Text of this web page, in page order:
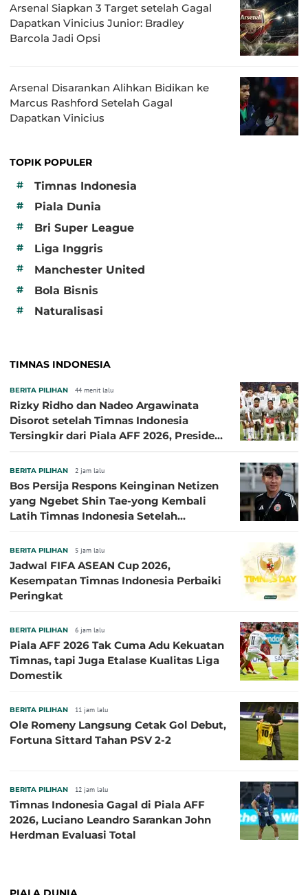
Arsenal Siapkan 3 Target setelah Gagal
Dapatkan Vinicius Junior: Bradley
Barcola Jadi Opsi
Arsenal Disarankan Alihkan Bidikan ke
Marcus Rashford Setelah Gagal
Dapatkan Vinicius
TOPIK POPULER
#
Timnas Indonesia
# Piala Dunia
# Bri Super League
# Liga Inggris
# Manchester United
# Bola Bisnis
# Naturalisasi
TIMNAS INDONESIA
BERITA PILIHAN 44 menit lalu
Rizky Ridho dan Nadeo Argawinata
Disorot setelah Timnas Indonesia
Tersingkir dari Piala AFF 2026, Presiden
BERITA PILIHAN 2 jam lalu
Bos Persija Respons Keinginan Netizen
yang Ngebet Shin Tae-yong Kembali
Latih Timnas Indonesia Setelah
BERITA PILIHAN 5 jam lalu
Jadwal FIFA ASEAN Cup 2026,
Kesempatan Timnas Indonesia Perbaiki
Peringkat
BERITA PILIHAN 6 jam lalu
Piala AFF 2026 Tak Cuma Adu Kekuatan
Timnas, tapi Juga Etalase Kualitas Liga
Domestik
BERITA PILIHAN 11 jam lalu
Ole Romeny Langsung Cetak Gol Debut,
Fortuna Sittard Tahan PSV 2-2
BERITA PILIHAN 12 jam lalu
Timnas Indonesia Gagal di Piala AFF
2026, Luciano Leandro Sarankan John
Herdman Evaluasi Total